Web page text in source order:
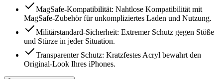
MagSafe-Kompatibilität: Nahtlose Kompatibilität mit
MagSafe-Zubehör für unkompliziertes Laden und Nutzung.
Militärstandard-Sicherheit: Extremer Schutz gegen Stöße
und Stürze in jeder Situation.
Transparenter Schutz: Kratzfestes Acryl bewahrt den
Original-Look Ihres iPhones.